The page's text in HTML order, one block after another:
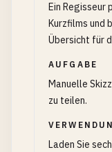
Ein Regisseur
Kurzfilms und
Übersicht für
AUFGABE
Manuelle
zu teilen.
Laden Sie